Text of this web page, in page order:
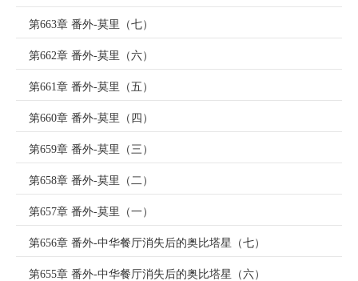
第663章 番外-莫里（七）
第662章 番外-莫里（六）
第661章 番外-莫里（五）
第660章 番外-莫里（四）
第659章 番外-莫里（三）
第658章 番外-莫里（二）
第657章 番外-莫里（一）
第656章 番外-中华餐厅消失后的奥比塔星（七）
第655章 番外-中华餐厅消失后的奥比塔星（六）